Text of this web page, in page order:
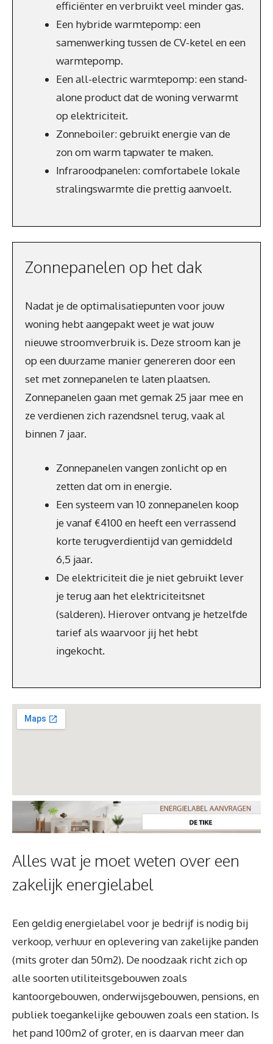
efficiënter en verbruikt veel minder gas.
Een hybride warmtepomp: een
samenwerking tussen de CV-ketel en een
warmtepomp.
Een all-electric warmtepomp: een stand-
alone product dat de woning verwarmt
op elektriciteit.
Zonneboiler: gebruikt energie van de
zon om warm tapwater te maken.
Infraroodpanelen: comfortabele lokale
stralingswarmte die prettig aanvoelt.
Zonnepanelen op het dak
Nadat je de optimalisatiepunten voor jouw
woning hebt aangepakt weet je wat jouw
nieuwe stroomverbruik is. Deze stroom kan je
op een duurzame manier genereren door een
set met zonnepanelen te laten plaatsen.
Zonnepanelen gaan met gemak 25 jaar mee en
ze verdienen zich razendsnel terug, vaak al
binnen 7 jaar.
Zonnepanelen vangen zonlicht op en
zetten dat om in energie.
Een systeem van 10 zonnepanelen koop
je vanaf €4100 en heeft een verrassend
korte terugverdientijd van gemiddeld
6,5 jaar.
De elektriciteit die je niet gebruikt lever
je terug aan het elektriciteitsnet
(salderen). Hierover ontvang je hetzelfde
tarief als waarvoor jij het hebt
ingekocht.
Alles wat je moet weten over een
zakelijk energielabel
Een geldig energielabel voor je bedrijf is nodig bij
verkoop, verhuur en oplevering van zakelijke panden
(mits groter dan 50m2). De noodzaak richt zich op
alle soorten utiliteitsgebouwen zoals
kantoorgebouwen, onderwijsgebouwen, pensions, en
publiek toegankelijke gebouwen zoals een station. Is
het pand 100m2 of groter, en is daarvan meer dan